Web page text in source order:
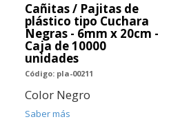
Cañitas / Pajitas de
plástico tipo Cuchara
Negras - 6mm x 20cm -
Caja de 10000
unidades
Código: pla-00211
Color Negro
Saber más